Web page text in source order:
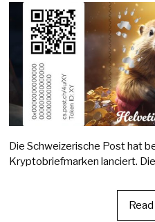
Die Schweizerische Post hat
Kryptobriefmarken lanciert.